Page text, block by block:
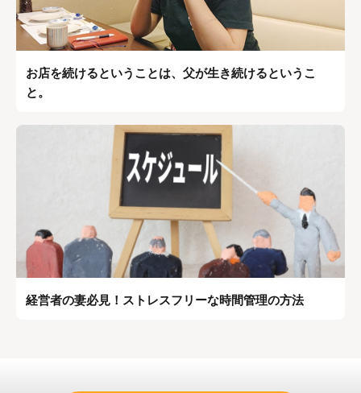
お店を続けるということは、父が生き続けるというこ
と。
経営者の妻必見！ストレスフリーな時間管理の方法